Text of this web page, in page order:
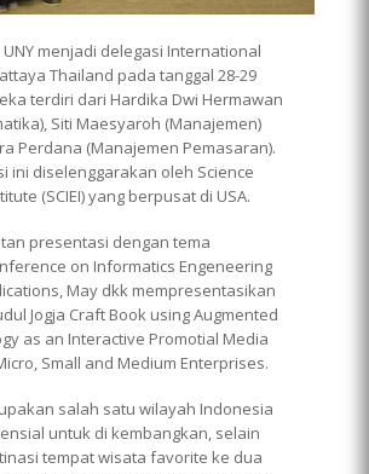
menjadi delegasi International
Thailand pada tanggal 28-29
terdiri dari Hardika Dwi Hermawan
Siti Maesyaroh (Manajemen)
Perdana (Manajemen Pemasaran).
ini diselenggarakan oleh Science
(SCIEI) yang berpusat di USA.
presentasi dengan tema
on Informatics Engeneering
May dkk mempresentasikan
Jogja Craft Book using Augmented
as an Interactive Promotial Media
Small and Medium Enterprises.
salah satu wilayah Indonesia
untuk di kembangkan, selain
tempat wisata favorite ke dua